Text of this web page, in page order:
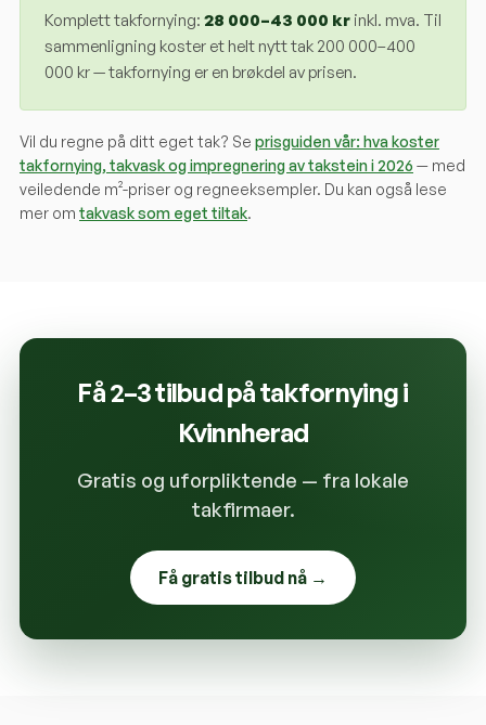
Komplett takfornying: 28 000–43 000 kr inkl. mva. Til
sammenligning koster et helt nytt tak 200 000–400
000 kr — takfornying er en brøkdel av prisen.
Vil du regne på ditt eget tak? Se prisguiden vår: hva koster
takfornying, takvask og impregnering av takstein i 2026 — med
veiledende m²-priser og regneeksempler. Du kan også lese
mer om takvask som eget tiltak.
Få 2–3 tilbud på takfornying i
Kvinnherad
Gratis og uforpliktende — fra lokale
takfirmaer.
Få gratis tilbud nå →